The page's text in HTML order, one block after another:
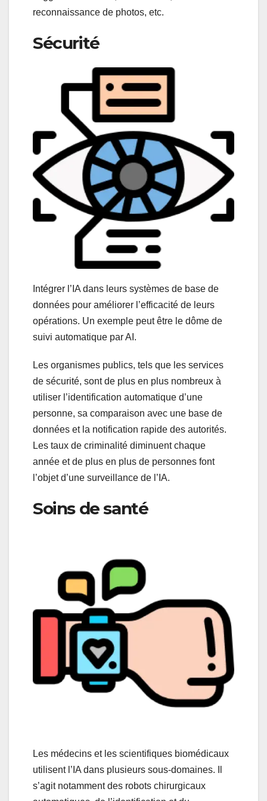
reconnaissance de photos, etc.
Sécurité
Intégrer l’IA dans leurs systèmes de base de
données pour améliorer l’efficacité de leurs
opérations. Un exemple peut être le dôme de
suivi automatique par AI.
Les organismes publics, tels que les services
de sécurité, sont de plus en plus nombreux à
utiliser l’identification automatique d’une
personne, sa comparaison avec une base de
données et la notification rapide des autorités.
Les taux de criminalité diminuent chaque
année et de plus en plus de personnes font
l’objet d’une surveillance de l’IA.
Soins de santé
Les médecins et les scientifiques biomédicaux
utilisent l’IA dans plusieurs sous-domaines. Il
s’agit notamment des robots chirurgicaux